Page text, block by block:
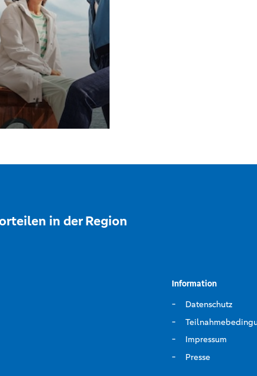
in der Region
Information
Datenschutz
Impressum
Presse